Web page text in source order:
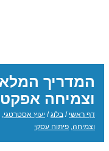
המדריך המלא
וצמיחה
דף ראשי / בלוג / יעוץ אסטרטגי,
וצמיחה, פיתוח עסקי